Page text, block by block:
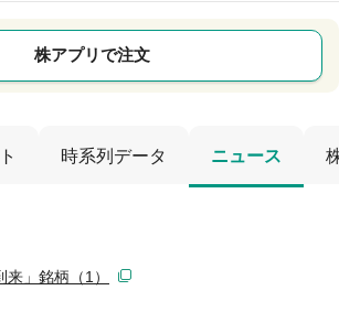
株アプリで注文
時系列データ ニュース
」銘柄（1）